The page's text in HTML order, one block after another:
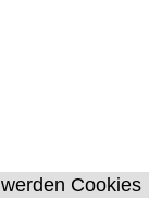
Cookies